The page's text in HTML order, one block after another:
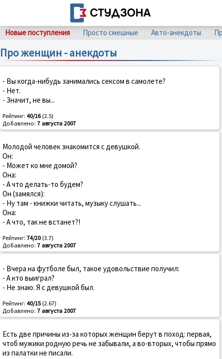
Новые поступления Просто смешные Авто-анекдоты
Про женщин - анекдоты
- Вы когда-нибудь занимались сексом в самолете?
- Нет.
- Значит, не вы...
Рейтинг: 40/16(2.5)
Добавлено: 7 августа 2007
Молодой человек знакомится с девушкой.
Он:
- Может ко мне домой?
Она:
- А что делать-то будем?
Он (замялся):
- Hу там - книжки читать, музыку слушать...
Она:
- А что, так не встанет?!
Рейтинг: 74/20(3.7)
Добавлено: 7 августа 2007
- Вчера на футболе был, такое удовольствие получил:
- А кто выиграл?
- Не знаю. Я с девушкой был.
Рейтинг: 40/15(2.67)
Добавлено: 7 августа 2007
Есть две причины из-за которых женщин берут в поход: первая,
чтоб мужики родную речь не забывали, а во-вторых, чтобы прямо
из палатки не писали.